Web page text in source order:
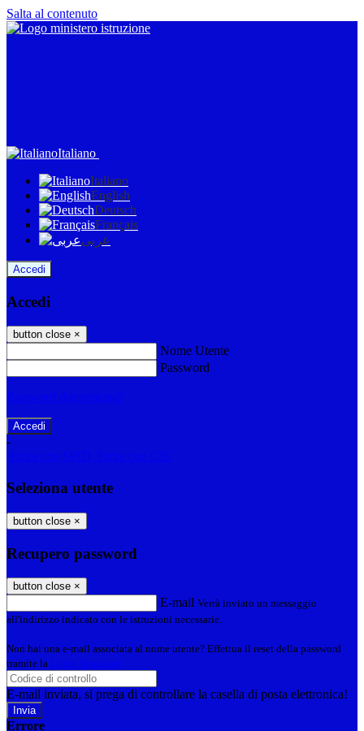
Salta al contenuto
Italiano
Italiano
English
Deutsch
Français
عربى
Accedi
Accedi
button close ×
Nome Utente
Password
Password dimenticata?
-
Entra con SPID
Entra con CIE
Seleziona utente
button close ×
Recupero password
button close ×
E-mail Verrà inviato un messaggio
all'indirizzo indicato con le istruzioni necessarie.
Non hai una e-mail associata al nome utente? Effettua il reset della password
tramite la Login Spaggiari
E-mail inviata, si prega di controllare la casella di posta elettronica!
Errore